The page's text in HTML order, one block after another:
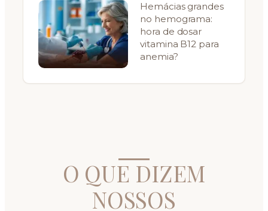
Hemácias grandes
no hemograma:
hora de dosar
vitamina B12 para
anemia?
O QUE DIZEM
NOSSOS